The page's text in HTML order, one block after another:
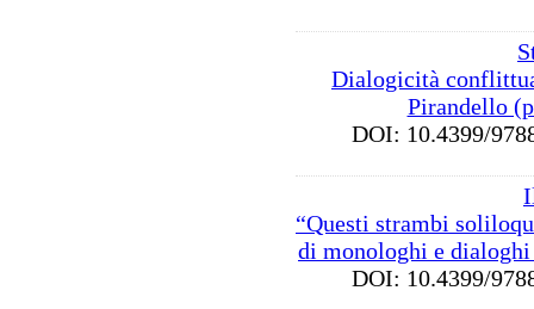
Dialogicità
Pirandello
DOI: 10.4399/
“Questi strambi
di monologhi e
DOI: 10.4399/